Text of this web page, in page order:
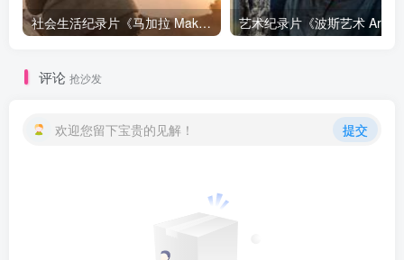
社会生活纪录片《马加拉 Makala》下载
评论 抢沙发
欢迎您留下宝贵的见解！ 提交